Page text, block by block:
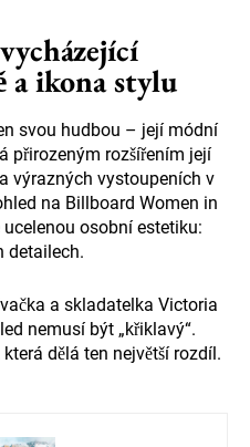
a ikona stylu
svou hudbou – její módní
přirozeným rozšířením její
výrazných vystoupeních v
na Billboard Women in
osobní estetiku:
detailech.
a skladatelka Victoria
nemusí být „křiklavý“.
dělá ten největší rozdíl.